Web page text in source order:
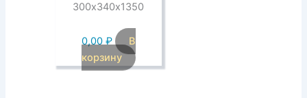
300х340х1350
0,00 ₽
В
корзину